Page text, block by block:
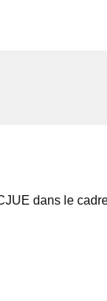
dans le